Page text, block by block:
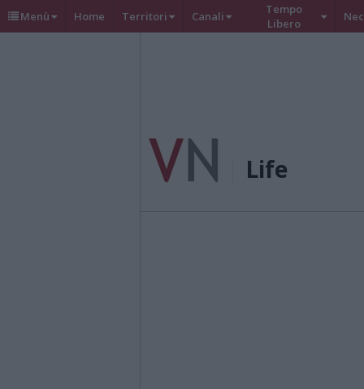
Menù Home Territori Canali
Tempo
Libero
Life